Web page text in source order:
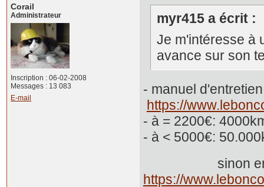
Corail
Administrateur
Inscription : 06-02-2008
Messages : 13 083
E-mail
myr415 a écrit :
Je m'intéresse à
avance sur son
- manuel
https://
- à = 2200€:
- à < 5000€:
sinon en
https://